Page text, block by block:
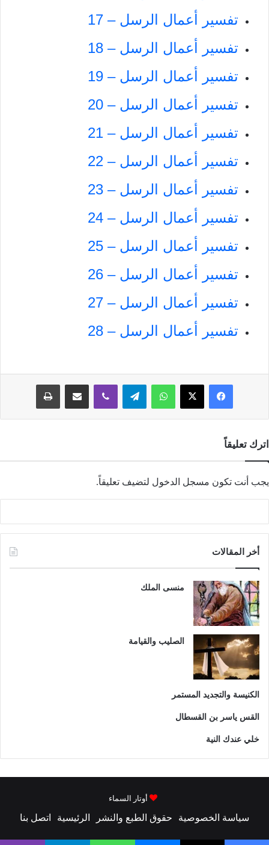
تفسير أعمال الرسل – 17
تفسير أعمال الرسل – 18
تفسير أعمال الرسل – 19
تفسير أعمال الرسل – 20
تفسير أعمال الرسل – 21
تفسير أعمال الرسل – 22
تفسير أعمال الرسل – 23
تفسير أعمال الرسل – 24
تفسير أعمال الرسل – 25
تفسير أعمال الرسل – 26
تفسير أعمال الرسل – 27
تفسير أعمال الرسل – 28
فيسبوك‫X واتسابتيلقرامڤايبر مشاركة عبر البريد طباعة
اترك تعليقاً
يجب أنت تكون مسجل الدخول لتضيف تعليقاً.
أخر المقالات
منسى الملك
الصليب والقيامة
الكنيسة والتجديد المستمر
القس ياسر بن القسطال
خلي عندك النية
أوتار السماء
سياسة الخصوصية حقوق الطبع والنشر الرئيسية اتصل بنا